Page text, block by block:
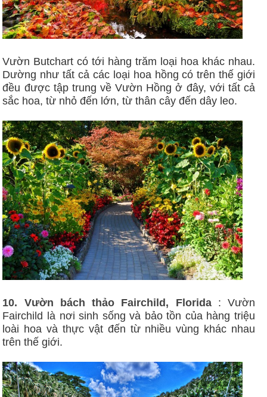
Vườn Butchart có tới hàng trăm loại hoa khác nhau.
Dường như tất cả các loại hoa hồng có trên thế giới
đều được tập trung về Vườn Hồng ở đây, với tất cả
sắc hoa, từ nhỏ đến lớn, từ thân cây đến dây leo.
10. Vườn bách thảo Fairchild, Florida : Vườn
Fairchild là nơi sinh sống và bảo tồn của hàng triệu
loài hoa và thực vật đến từ nhiều vùng khác nhau
trên thế giới.